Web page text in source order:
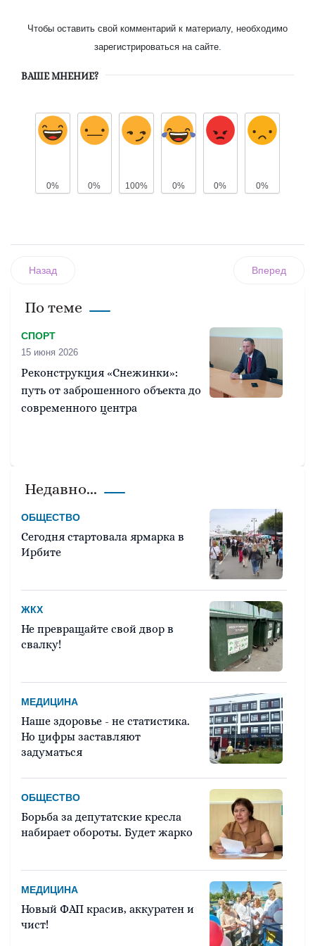
Чтобы оставить свой комментарий к материалу, необходимо
зарегистрироваться на сайте.
ВАШЕ МНЕНИЕ?
0% 0% 100% 0% 0% 0%
Назад Вперед
По теме
СПОРТ
15 июня 2026
Реконструкция «Снежинки»:
путь от заброшенного объекта до
современного центра
Недавно...
ОБЩЕСТВО
Сегодня стартовала ярмарка в
Ирбите
ЖКХ
Не превращайте свой двор в
свалку!
МЕДИЦИНА
Наше здоровье - не статистика.
Но цифры заставляют
задуматься
ОБЩЕСТВО
Борьба за депутатские кресла
набирает обороты. Будет жарко
МЕДИЦИНА
Новый ФАП красив, аккуратен и
чист!